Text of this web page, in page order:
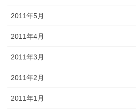
2011年5月
2011年4月
2011年3月
2011年2月
2011年1月